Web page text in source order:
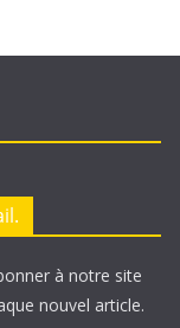
à notre site
nouvel article.